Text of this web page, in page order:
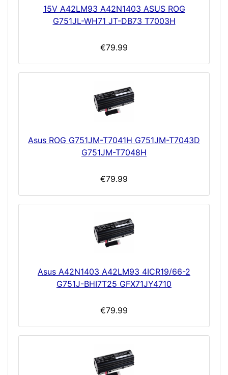
15V A42LM93 A42N1403 ASUS ROG
G751JL-WH71 JT-DB73 T7003H
€79.99
Asus ROG G751JM-T7041H G751JM-T7043D
G751JM-T7048H
€79.99
Asus A42N1403 A42LM93 4ICR19/66-2
G751J-BHI7T25 GFX71JY4710
€79.99